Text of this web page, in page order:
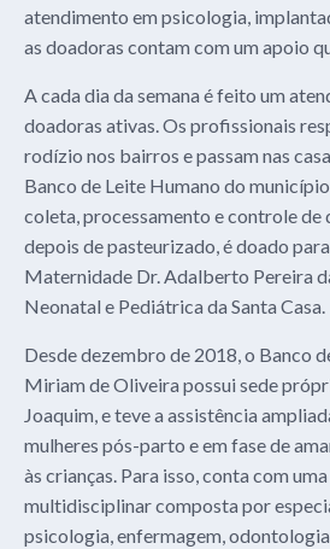
atendimento em psicologia,
as doadoras contam com um apoio
A cada dia da semana é feito um
doadoras ativas. Os profissionais
rodízio nos bairros e passam nas
Banco de Leite Humano do
coleta, processamento e controle de
depois de pasteurizado, é doado
Maternidade Dr. Adalberto Pereira
Neonatal e Pediátrica da Santa Casa.
Desde dezembro de 2018, o Banco
Miriam de Oliveira possui sede
Joaquim, e teve a assistência
mulheres pós-parto e em fase de
às crianças. Para isso, conta com
multidisciplinar composta por
psicologia, enfermagem,